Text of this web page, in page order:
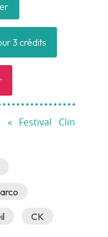
3 crédits
Festival Clin
CK